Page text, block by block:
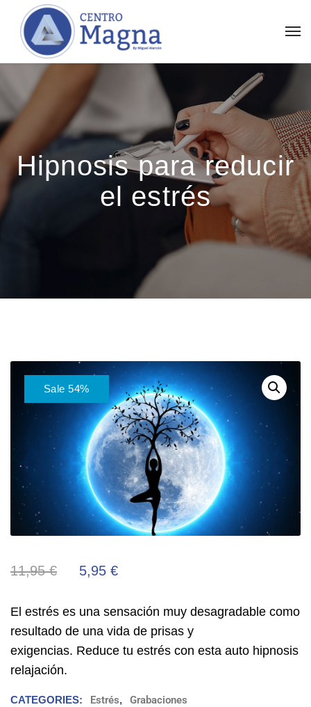
Hipnosis para reducir
el estrés
Sale 54%
11,95€ 5,95 €
El estrés es una sensación muy desagradable como
resultado de una vida de prisas y
exigencias. Reduce tu estrés con esta auto hipnosis
relajación.
CATEGORIES: Estrés, Grabaciones